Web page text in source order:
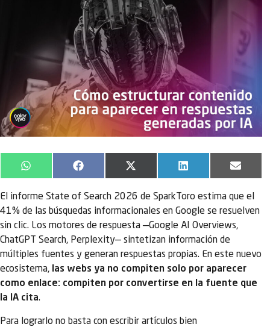
WhatsApp Facebook
X
(Twitter)
LinkedIn Email
El informe State of Search 2026 de SparkToro estima que el
41% de las búsquedas informacionales en Google se resuelven
sin clic. Los motores de respuesta —Google AI Overviews,
ChatGPT Search, Perplexity— sintetizan información de
múltiples fuentes y generan respuestas propias. En este nuevo
ecosistema, las webs ya no compiten solo por aparecer
como enlace: compiten por convertirse en la fuente que
la IA cita.
Para lograrlo no basta con escribir artículos bien